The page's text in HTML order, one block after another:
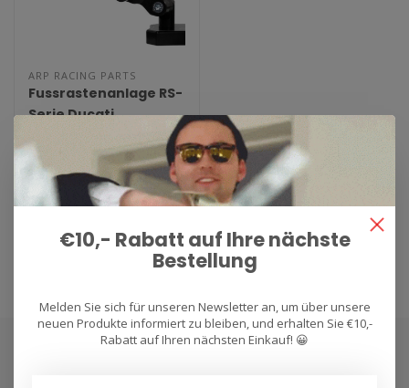
ARP RACING PARTS
Fussrastenanlage RS-
Serie Ducati
848/1098/1198
Hochwertige einstellbare RS
Serie Fussrastenanlage von
ARP Racing Parts. CNC gef..
€10,- Rabatt auf Ihre nächste
Bestellung
Melden Sie sich für unseren Newsletter an, um über unsere
neuen Produkte informiert zu bleiben, und erhalten Sie €10,-
Rabatt auf Ihren nächsten Einkauf! 😀